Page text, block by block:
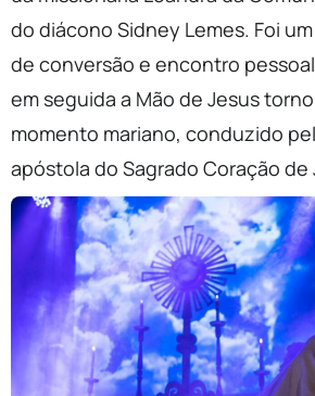
do diácono Sidney Lemes. Foi
de conversão e encontro
em seguida a Mão de Jesus
momento mariano, conduzido
apóstola do Sagrado Coração de